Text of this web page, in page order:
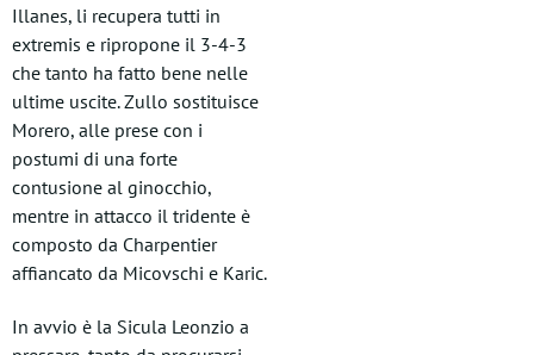
Illanes, li recupera tutti in
extremis e ripropone il 3-4-3
che tanto ha fatto bene nelle
ultime uscite. Zullo sostituisce
Morero, alle prese con i
postumi di una forte
contusione al ginocchio,
mentre in attacco il tridente è
composto da Charpentier
affiancato da Micovschi e Karic.
In avvio è la Sicula Leonzio a